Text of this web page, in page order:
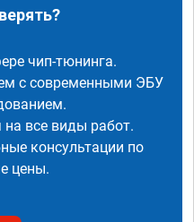
чип-тюнинга.
с современными ЭБУ
все виды работ.
консультации по
цены.